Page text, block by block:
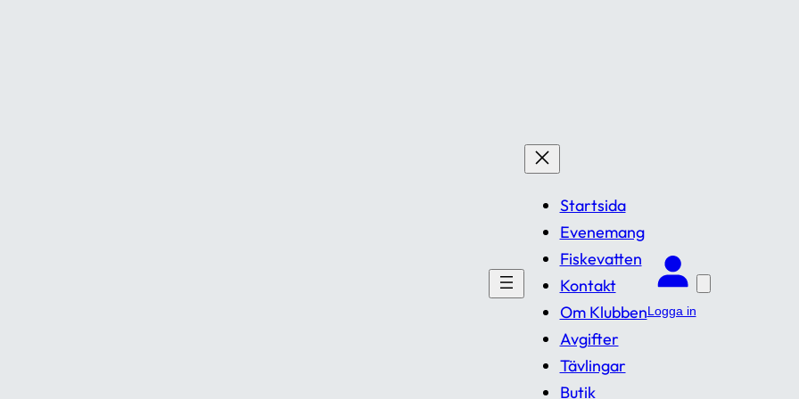
Startsida
Evenemang
Fiskevatten
Kontakt
Om Klubben
Avgifter
Tävlingar
Butik
Logga in